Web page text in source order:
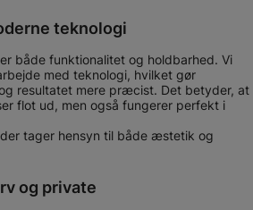
teknologi
både funktionalitet og holdbarhed. Vi
med teknologi, hvilket gør
resultatet mere præcist. Det betyder, at
flot ud, men også fungerer perfekt i
tager hensyn til både æstetik og
og private